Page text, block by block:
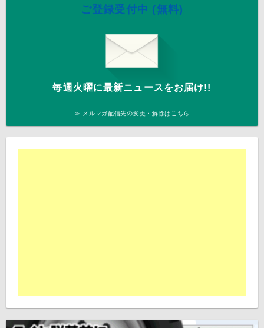
ご登録受付中 (無料)
毎週火曜に最新ニュースをお届け!!
≫ メルマガ配信先の変更・解除はこちら